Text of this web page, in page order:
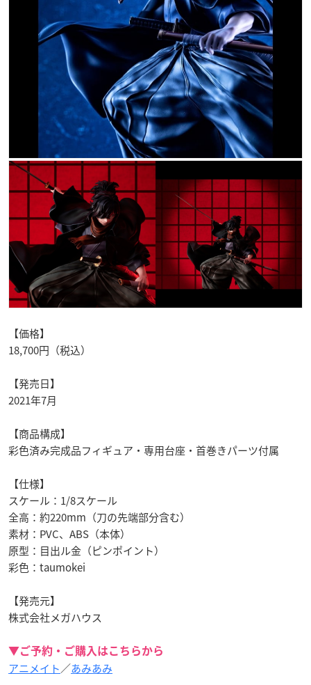
【価格】
18,700円（税込）
【発売日】
2021年7月
【商品構成】
彩色済み完成品フィギュア・専用台座・首巻きパーツ付属
【仕様】
スケール：1/8スケール
全高：約220mm（刀の先端部分含む）
素材：PVC、ABS（本体）
原型：目出ル金（ピンポイント）
彩色：taumokei
【発売元】
株式会社メガハウス
▼ご予約・ご購入はこちらから
アニメイト／あみあみ